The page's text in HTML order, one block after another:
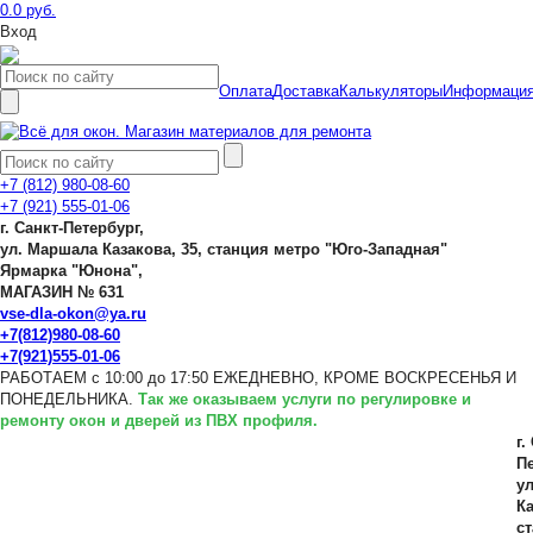
0.0 руб.
Вход
ОплатаДоставкаКалькуляторы
+7 (812) 980-08-60
+7 (921) 555-01-06
г. Санкт-Петербург,
ул. Маршала Казакова, 35, станция метро "Юго-Западная"
Ярмарка "Юнона",
МАГАЗИН № 631
vse-dla-okon@ya.ru
+7(812)980-08-60
+7(921)555-01-06
РАБОТАЕМ с 10:00 до 17:50 ЕЖЕДНЕВНО, КРОМЕ ВОСКРЕСЕНЬЯ И
ПОНЕДЕЛЬНИКА. Так же оказываем услуги по регулировке и
ремонту окон и дверей из ПВХ профиля.
г.